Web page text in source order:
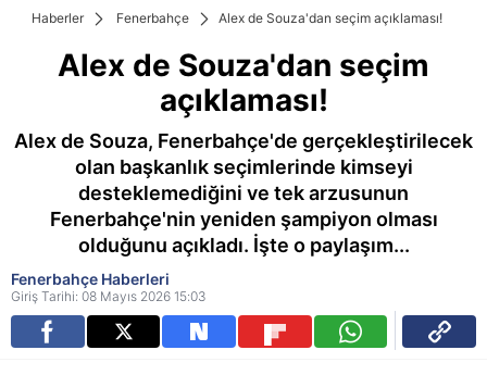
Haberler Fenerbahçe Alex de Souza'dan seçim açıklaması!
Alex de Souza'dan seçim
açıklaması!
Alex de Souza, Fenerbahçe'de gerçekleştirilecek
olan başkanlık seçimlerinde kimseyi
desteklemediğini ve tek arzusunun
Fenerbahçe'nin yeniden şampiyon olması
olduğunu açıkladı. İşte o paylaşım...
Fenerbahçe Haberleri
Giriş Tarihi: 08 Mayıs 2026 15:03